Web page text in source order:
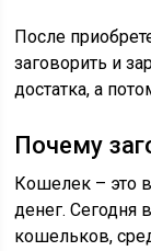
После
заговорить и
достатка, а
Почему
Кошелек – это
денег. Сегодня
кошельков,